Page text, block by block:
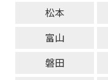
松本
富山
磐田